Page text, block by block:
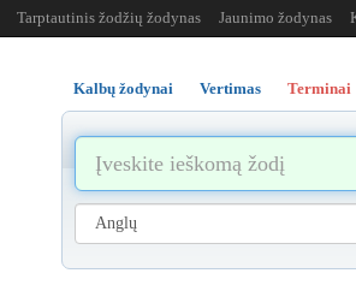
Tarptautinis žodžių žodynas Jaunimo žodynas
Kalbų žodynai Vertimas Terminai